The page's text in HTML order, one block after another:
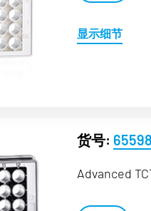
显示细节
货号:
Advanced